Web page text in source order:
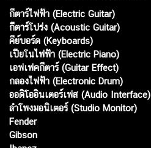
กีตาร์ไฟฟ้า (Electric Guitar)
กีตาร์โปร่ง (Acoustic Guitar)
คีย์บอร์ด (Keyboards)
เปียโนไฟฟ้า (Electric Piano)
เอฟเฟคกีตาร์ (Guitar Effect)
กลองไฟฟ้า (Electronic Drum)
ออดิโออินเตอร์เฟส (Audio Interface)
ลำโพงมอนิเตอร์ (Studio Monitor)
Fender
Gibson